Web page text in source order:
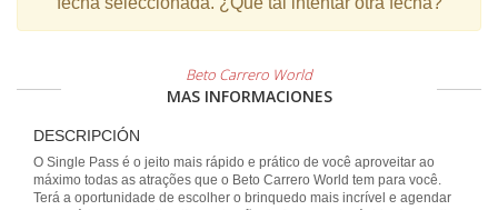
Beto Carrero World
MAS INFORMACIONES
DESCRIPCIÓN
O Single Pass é o jeito mais rápido e prático de você aproveitar ao
máximo todas as atrações que o Beto Carrero World tem para você.
Terá a oportunidade de escolher o brinquedo mais incrível e agendar